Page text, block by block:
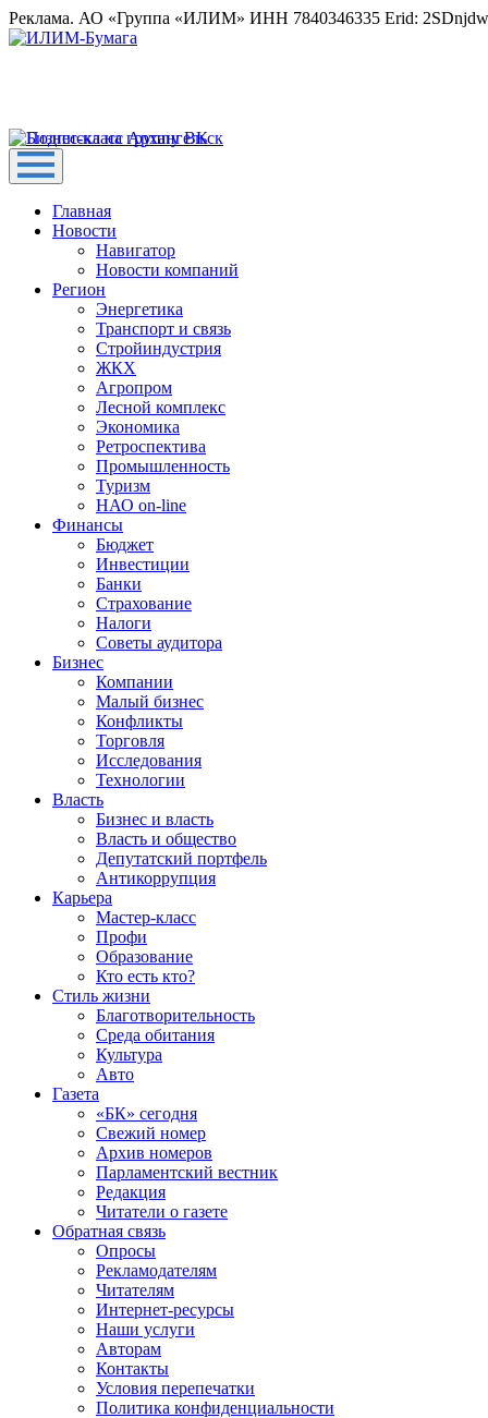
Реклама. АО «Группа «ИЛИМ» ИНН 7840346335 Erid:
Главная
Новости
Навигатор
Новости компаний
Регион
Энергетика
Транспорт и связь
Стройиндустрия
ЖКХ
Агропром
Лесной комплекс
Экономика
Ретроспектива
Промышленность
Туризм
НАО on-line
Финансы
Бюджет
Инвестиции
Банки
Страхование
Налоги
Советы аудитора
Бизнес
Компании
Малый бизнес
Конфликты
Торговля
Исследования
Технологии
Власть
Бизнес и власть
Власть и общество
Депутатский портфель
Антикоррупция
Карьера
Мастер-класс
Профи
Образование
Кто есть кто?
Стиль жизни
Благотворительность
Среда обитания
Культура
Авто
Газета
«БК» сегодня
Свежий номер
Архив номеров
Парламентский вестник
Редакция
Читатели о газете
Обратная связь
Опросы
Рекламодателям
Читателям
Интернет-ресурсы
Наши услуги
Авторам
Контакты
Условия перепечатки
Политика конфиденциальности